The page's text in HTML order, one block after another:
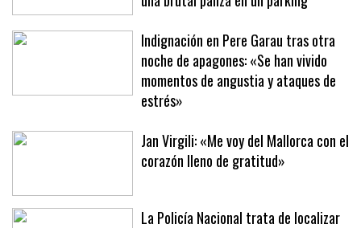
Indignación en Pere Garau tras otra
noche de apagones: «Se han vivido
momentos de angustia y ataques de
estrés»
Jan Virgili: «Me voy del Mallorca con el
corazón lleno de gratitud»
La Policía Nacional trata de localizar